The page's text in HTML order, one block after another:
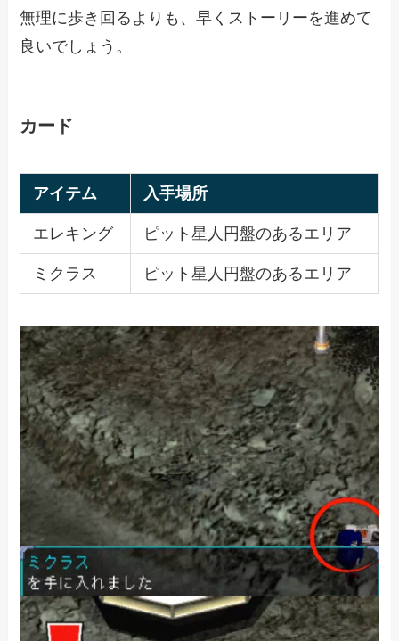
無理に歩き回るよりも、早くストーリーを進めて
良いでしょう。
カード
アイテム 入手場所
エレキング ピット星人円盤のあるエリア
ミクラス ピット星人円盤のあるエリア